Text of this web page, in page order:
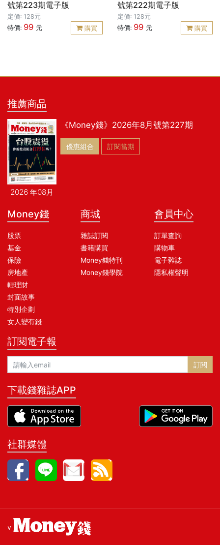
號第223期電子版
定價: 128元
特價: 99 元 購買
號第222期電子版
定價: 128元
特價: 99 元 購買
推薦商品
2026 年08月
《Money錢》2026年8月號第227期
優惠組合 訂閱當期
Money錢
股票
基金
保險
房地產
輕理財
封面故事
特別企劃
女人變有錢
商城
雜誌訂閱
書籍購買
Money錢特刊
Money錢學院
會員中心
訂單查詢
購物車
電子雜誌
隱私權聲明
訂閱電子報
訂閱
下載錢雜誌APP
社群媒體
v